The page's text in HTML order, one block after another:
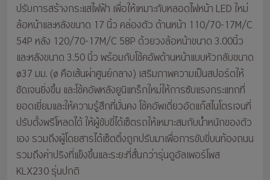
ปรับการสร้างกระแสไฟฟ้า เพื่อให้เหมาะกับหลอดไฟหน้า LED ใหม่
ล้อหน้าและหลังขนาด 17 นิ้ว คล่องตัว ด้านหน้า 110/70-17M/C
54P หลัง 120/70-17M/C 58P ด้วยวงล้อหน้าขนาด 3.00นิ้ว
และหลังขนาด 3.50 นิ้ว พร้อมกับโช้คอัพด้านหน้าแบบหัวกลับขนาด
ø37 มม. (ø คือเส้นผ่าศูนย์กลาง) เสริมภาพความเป็นสปอร์ตให้
ชัดเจนยิ่งขึ้น และโช้คอัพหลังยูนิแทร็กใหม่ให้การซับแรงกระแทกที่
ยอดเยี่ยมและให้ความรู้สึกที่มั่นคง โช้คอัพเดี่ยวอัดแก๊สไนโตรเจนที่
ปรับตั้งพรีโหลดได้ ให้ผู้ขับขี่ได้เซ็ตรถให้เหมาะสมกับน้ำหนักของตัว
เอง รวมถึงผู้โดยสารได้เซ็ตติ้งถูกปรับมาเพื่อการขับขี่บนท้องถนน
รวมถึงค่าปริงที่แข็งขึ้นและระยะที่สั้นกว่ารุ่นดูอัลเพอร์โพส
KLX230 รุ่นปกติ